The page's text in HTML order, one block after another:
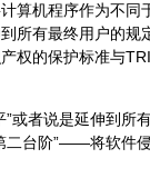
机程序作为不同于
所有最终用户的规
权的保护标准与
者说是延伸到所
二台阶”——将软件